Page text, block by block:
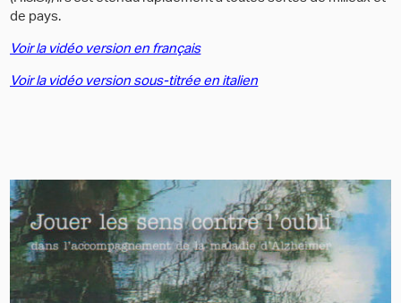
de pays.
Voir la vidéo version en français
Voir la vidéo version sous-titrée en italien